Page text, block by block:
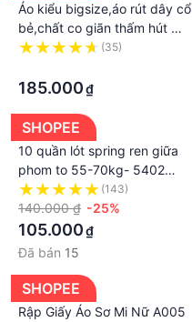
Áo kiểu bigsize,áo rút dây cổ
bẻ,chất co giãn thấm hút mồ
hôi
(35)
185.000₫
SHOPEE
10 quần lót spring ren giữa
phom to 55-70kg- 5402
XXL
(143)
140.000 ₫ -25%
105.000₫
Đã bán 15
SHOPEE
Rập Giấy Áo Sơ Mi Nữ A005